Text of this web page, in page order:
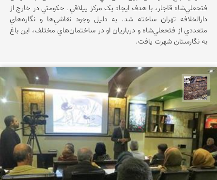
فتحعلي‌شاه قاجار، با هدف ايجاد يک مرکز ييلاقي ـ حکومتي در خارج از
دارالخلافه تهران ساخته شد. به دليل وجود نقاشي‌ها و نگاره‌هاي
متعددي از فتحعلي‌شاه و درباريان او در ساختمان‌هاي مختلف، اين باغ
به نگارستان شهرت يافت.
محمد ناصری فرد